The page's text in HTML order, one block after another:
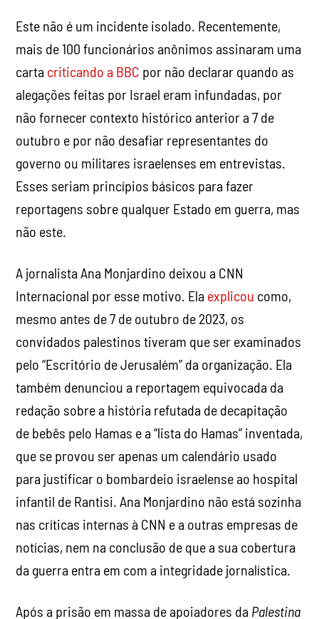
não fornecer contexto histórico anterior a 7 de
outubro e por não desafiar representantes do
governo ou militares israelenses em entrevistas.
Esses seriam princípios básicos para fazer
reportagens sobre qualquer Estado em guerra, mas
não este.
A jornalista Ana Monjardino deixou a CNN
Internacional por esse motivo. Elaexplicoucomo,
mesmo antes de 7 de outubro de 2023, os
pelo “Escritório de Jerusalém” da organização. Ela
também denunciou a reportagem equivocada da
redação sobre a história refutada de decapitação
de bebês pelo Hamas e a “lista do Hamas” inventada,
que se provou ser apenas um calendário usado
para justificar o bombardeio israelense ao hospital
infantil de Rantisi. Ana Monjardino não está sozinha
nas críticas internas à CNN e a outras empresas de
notícias, nem na conclusão de que a sua cobertura
da guerra entra em com a integridade jornalística.
Após a prisão em massa de apoiadores daPalestina
Action,na Grã-Bretanha, o evento foi retratado nas
notícias como uma multidão violenta em confronto